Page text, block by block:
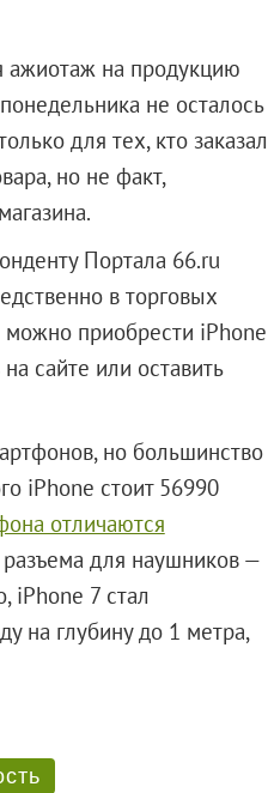
ажиотаж на продукцию
не осталось
для тех, кто заказал
но не факт,
Портала 66.ru
в торговых
можно приобрести iPhone
сайте или оставить
но большинство
iPhone стоит 56990
отличаются
для наушников —
iPhone 7 стал
на глубину до 1 метра,